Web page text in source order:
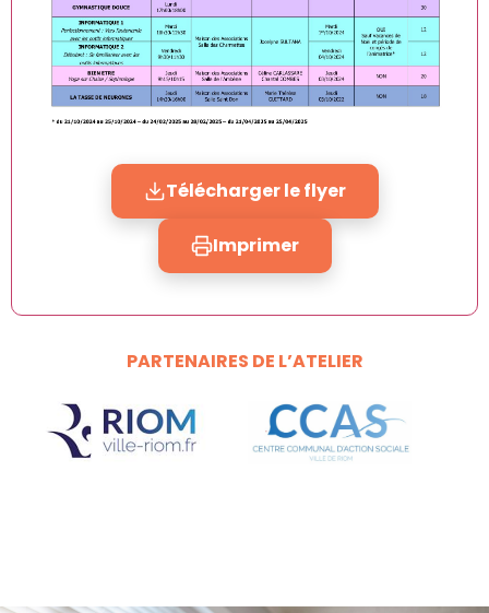
Télécharger le flyer
Imprimer
PARTENAIRES DE L’ATELIER